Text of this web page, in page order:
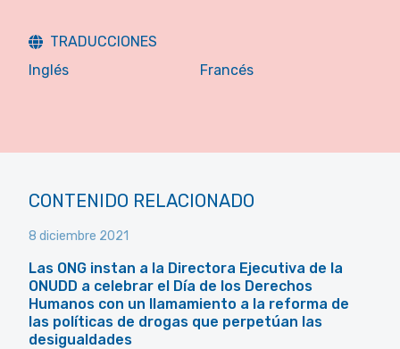
TRADUCCIONES
Inglés
Francés
CONTENIDO RELACIONADO
8 diciembre 2021
Las ONG instan a la Directora Ejecutiva de la
ONUDD a celebrar el Día de los Derechos
Humanos con un llamamiento a la reforma de
las políticas de drogas que perpetúan las
desigualdades